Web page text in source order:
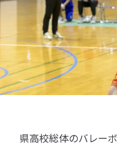
県高校総体のバレー